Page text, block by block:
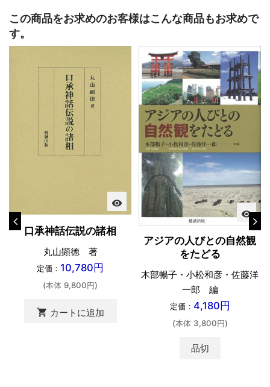
この商品をお求めのお客様はこんな商品もお求めで
す。
visibility
口承神話伝説の諸相
丸山顕徳 著
定価： 10,780円
(本体 9,800円)
shopping_cart カートに追加
visibility
アジアの人びとの自然観
をたどる
木部暢子・小松和彦・佐藤洋
一郎 編
定価： 4,180円
(本体 3,800円)
品切